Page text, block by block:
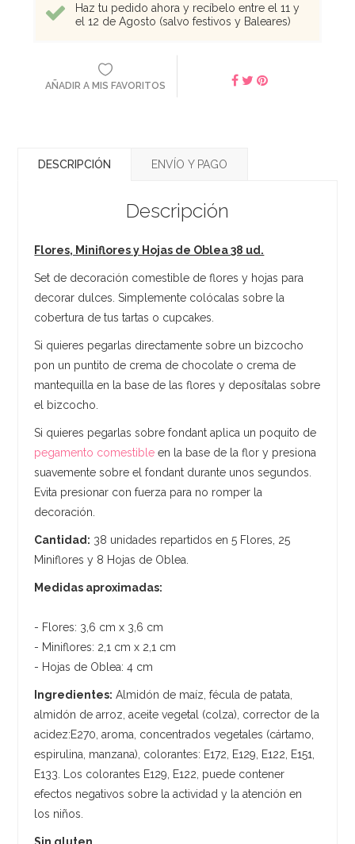
Haz tu pedido ahora y recíbelo entre el 11 y
el 12 de Agosto (salvo festivos y Baleares)
AÑADIR A MIS FAVORITOS
DESCRIPCIÓN ENVÍO Y PAGO
Descripción
Flores, Miniflores y Hojas de Oblea 38 ud.
Set de decoración comestible de flores y hojas para
decorar dulces. Simplemente colócalas sobre la
cobertura de tus tartas o cupcakes.
Si quieres pegarlas directamente sobre un bizcocho
pon un puntito de crema de chocolate o crema de
mantequilla en la base de las flores y deposítalas sobre
el bizcocho.
Si quieres pegarlas sobre fondant aplica un poquito de
pegamento comestible en la base de la flor y presiona
suavemente sobre el fondant durante unos segundos.
Evita presionar con fuerza para no romper la
decoración.
Cantidad: 38 unidades repartidos en 5 Flores, 25
Miniflores y 8 Hojas de Oblea.
Medidas aproximadas:
- Flores: 3,6 cm x 3,6 cm
- Miniflores: 2,1 cm x 2,1 cm
- Hojas de Oblea: 4 cm
Ingredientes: Almidón de maíz, fécula de patata,
almidón de arroz, aceite vegetal (colza), corrector de la
acidez:E270, aroma, concentrados vegetales (cártamo,
espirulina, manzana), colorantes: E172, E129, E122, E151,
E133. Los colorantes E129, E122, puede contener
efectos negativos sobre la actividad y la atención en
los niños.